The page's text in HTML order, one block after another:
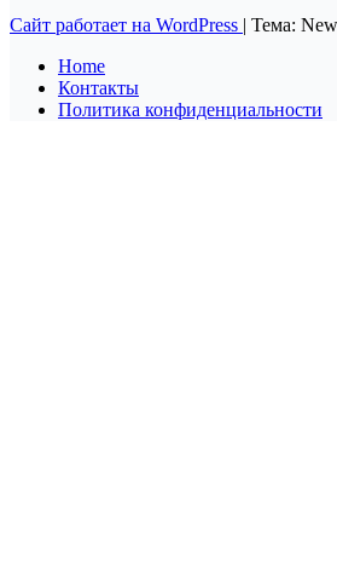
Сайт работает на WordPress | Тема:
Home
Контакты
Политика конфиденциальности